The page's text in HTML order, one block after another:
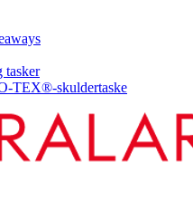
tasker
TEX®-skuldertaske